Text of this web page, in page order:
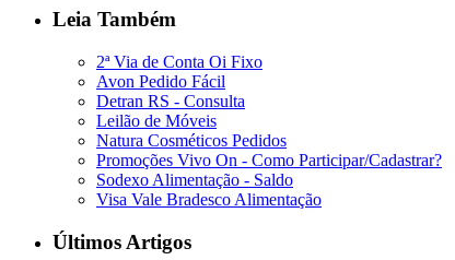
Leia Também
2ª Via de Conta Oi Fixo
Avon Pedido Fácil
Detran RS - Consulta
Leilão de Móveis
Natura Cosméticos Pedidos
Promoções Vivo On - Como Participar/Cadastrar?
Sodexo Alimentação - Saldo
Visa Vale Bradesco Alimentação
Últimos Artigos